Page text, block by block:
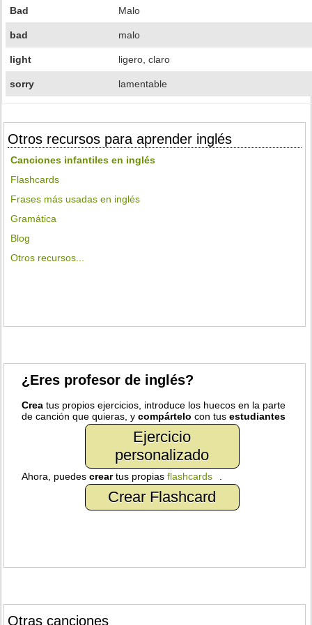
Bad Malo
bad malo
light ligero, claro
sorry lamentable
Otros recursos para aprender inglés
Canciones infantiles en inglés
Flashcards
Frases más usadas en inglés
Gramática
Blog
Otros recursos...
¿Eres profesor de inglés?
Crea tus propios ejercicios, introduce los huecos en la parte
de canción que quieras, ycompártelo con tusestudiantes
Ejercicio
personalizado
Ahora, puedescreartus propiasflashcards
Crear Flashcard
Otras canciones